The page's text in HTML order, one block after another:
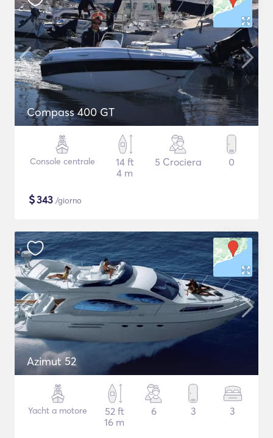
Compass 400 GT
Console centrale
14 ft
4 m
5 Crociera 0
$343 /giorno
Azimut 52
Yacht a motore
52 ft
16 m
6 3 3